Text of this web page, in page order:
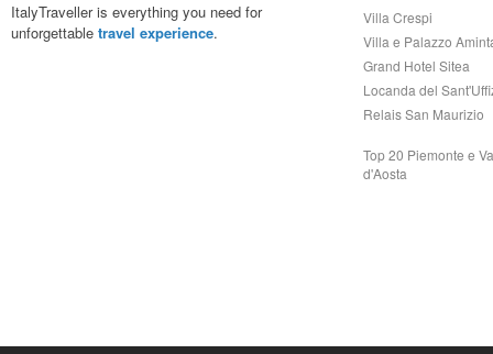
ItalyTraveller is everything you need for
unforgettable travel experience.
Villa Crespi
Villa e Palazzo
Grand Hotel Sitea
Locanda del
Relais San Maurizio
Top 20 Piemonte e
d'Aosta
P.Iva, C.F. e n.Reg.Imprese Napoli: 07018010632 - Rea n.557643